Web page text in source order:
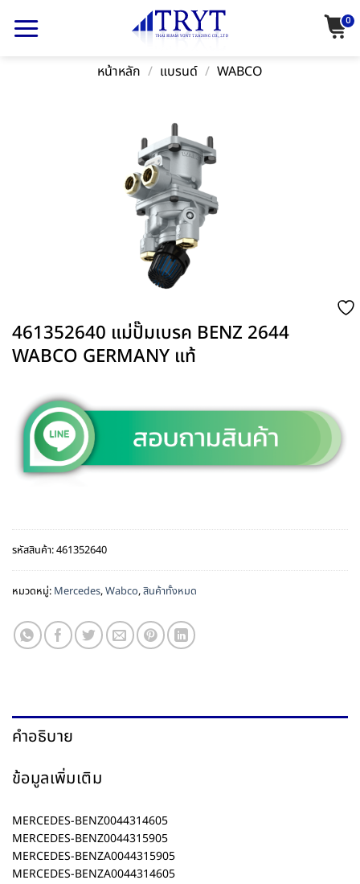
0
หน้าหลัก / แบรนด์ / WABCO
461352640 แม่ปั๊มเบรค BENZ 2644
WABCO GERMANY แท้
รหัสสินค้า:461352640
หมวดหมู่: Mercedes,Wabco,สินค้าทั้งหมด
คำอธิบาย
ข้อมูลเพิ่มเติม
MERCEDES-BENZ0044314605
MERCEDES-BENZ0044315905
MERCEDES-BENZA0044315905
MERCEDES-BENZA0044314605